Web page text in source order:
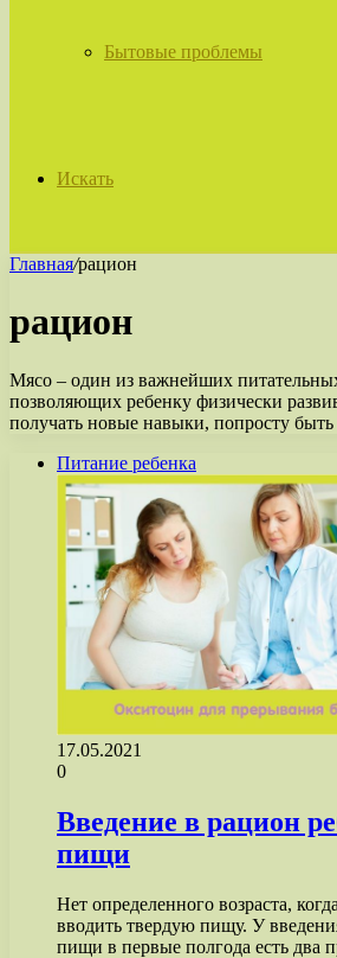
Бытовые проблемы
Искать
Главная/рацион
рацион
Мясо – один из важнейших
позволяющих ребенку физически
получать новые навыки, попросту
Питание ребенка
17.05.2021
0
Введение в рацион
пищи
Нет определенного возраста,
вводить твердую пищу. У
пищи в первые полгода есть два